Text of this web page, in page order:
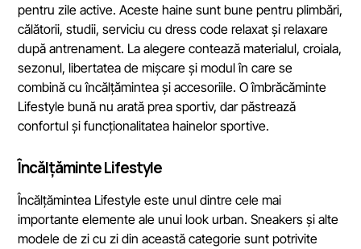
pentru zile active. Aceste haine sunt bune pentru plimbări,
călătorii, studii, serviciu cu dress code relaxat și relaxare
după antrenament. La alegere contează materialul, croiala,
sezonul, libertatea de mișcare și modul în care se
combină cu încălțămintea și accesoriile. O îmbrăcăminte
Lifestyle bună nu arată prea sportiv, dar păstrează
confortul și funcționalitatea hainelor sportive.
Încălțăminte Lifestyle
Încălțămintea Lifestyle este unul dintre cele mai
importante elemente ale unui look urban. Sneakers și alte
modele de zi cu zi din această categorie sunt potrivite